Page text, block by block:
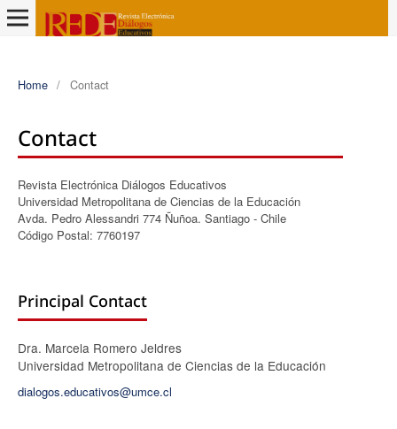
Home / Contact
Contact
Revista Electrónica Diálogos Educativos
Universidad Metropolitana de Ciencias de la Educación
Avda. Pedro Alessandri 774 Ñuñoa. Santiago - Chile
Código Postal: 7760197
Principal Contact
Dra. Marcela Romero Jeldres
Universidad Metropolitana de Ciencias de la Educación
dialogos.educativos@umce.cl